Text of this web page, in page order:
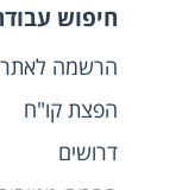
חיפוש
הרשמה לאתר
הפצת קו"ח
דרושים